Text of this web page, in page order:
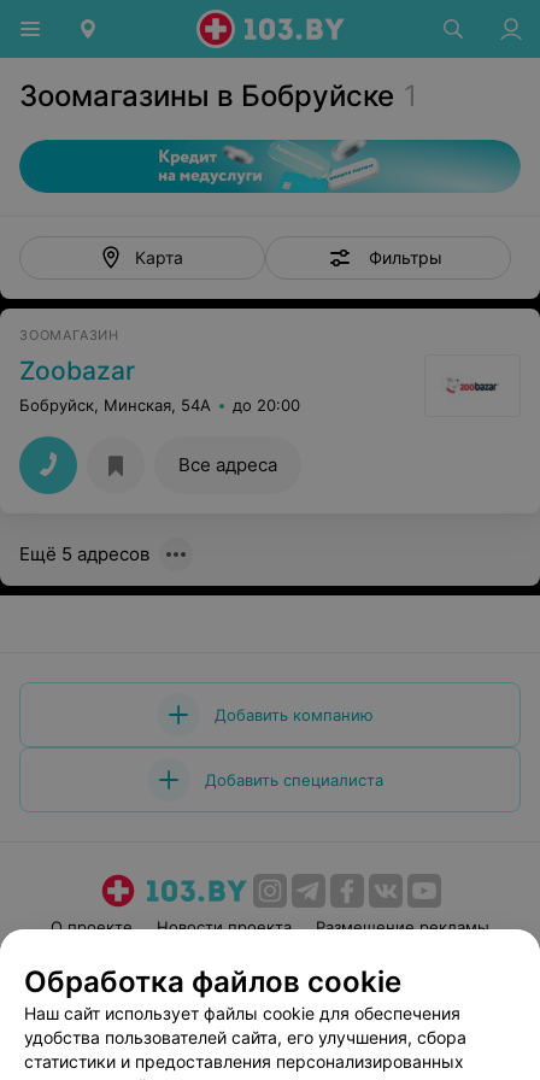
Зоомагазины в Бобруйске 1
Карта Фильтры
ЗООМАГАЗИН
Zoobazar
Бобруйск, Минская, 54А до 20:00
Все адреса
Ещё 5 адресов
Добавить компанию
Добавить специалиста
О проекте Новости проекта
Размещение рекламы
Пользовательское соглашение
Способы оплаты
Вакансии
Партнеры
Написать руководителю 103.by
Обработка файлов cookie
Наш сайт использует файлы cookie для обеспечения
удобства пользователей сайта, его улучшения, сбора
статистики и предоставления персонализированных